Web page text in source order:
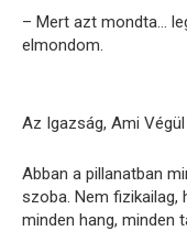
– Mert azt mondta…
elmondom.
Az Igazság, Ami
Abban a pillanatban
szoba. Nem fizikailag,
minden hang, minden